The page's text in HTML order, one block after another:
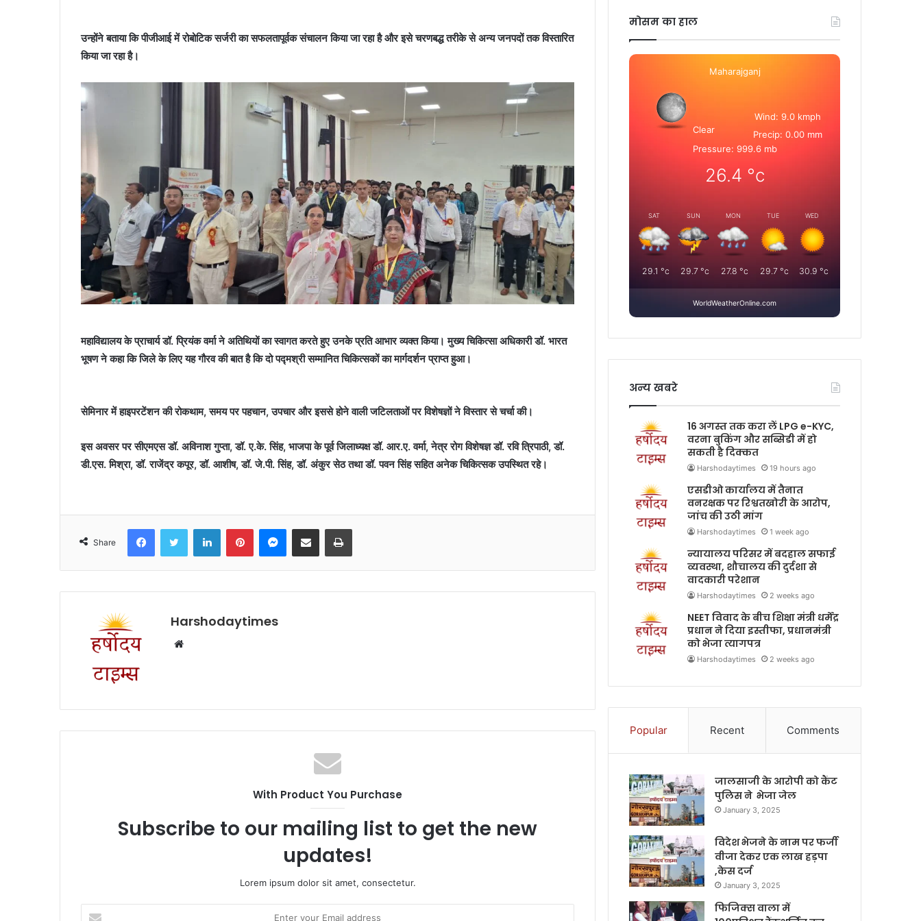
उन्होंने बताया कि पीजीआई में रोबोटिक सर्जरी का सफलतापूर्वक संचालन किया जा रहा है और इसे चरणबद्ध तरीके से अन्य जनपदों तक विस्तारित
किया जा रहा है।
महाविद्यालय के प्राचार्य डॉ. प्रियंक वर्मा ने अतिथियों का स्वागत करते हुए उनके प्रति आभार व्यक्त किया। मुख्य चिकित्सा अधिकारी डॉ. भारत
भूषण ने कहा कि जिले के लिए यह गौरव की बात है कि दो पद्मश्री सम्मानित चिकित्सकों का मार्गदर्शन प्राप्त हुआ।
सेमिनार में हाइपरटेंशन की रोकथाम, समय पर पहचान, उपचार और इससे होने वाली जटिलताओं पर विशेषज्ञों ने विस्तार से चर्चा की।
इस अवसर पर सीएमएस डॉ. अविनाश गुप्ता, डॉ. ए.के. सिंह, भाजपा के पूर्व जिलाध्यक्ष डॉ. आर.ए. वर्मा, नेत्र रोग विशेषज्ञ डॉ. रवि त्रिपाठी, डॉ.
डी.एस. मिश्रा, डॉ. राजेंद्र कपूर, डॉ. आशीष, डॉ. जे.पी. सिंह, डॉ. अंकुर सेठ तथा डॉ. पवन सिंह सहित अनेक चिकित्सक उपस्थित रहे।
Share
FacebookTwitter LinkedInPinterestMessenger
Share via Email Print
Harshodaytimes
Website
With Product You Purchase
Subscribe to our mailing list to get the new
updates!
Lorem ipsum dolor sit amet, consectetur.
मोसम का हाल
Maharajganj
Clear
Wind: 9.0 kmph
Precip: 0.00 mm
Pressure: 999.6 mb
26.4 °c
SAT
29.1 °c
SUN
29.7 °c
MON
27.8 °c
TUE
29.7°c
WED
30.9 °c
WorldWeatherOnline.com
अन्य खबरे
16 अगस्त तक करा लें LPG e-KYC,
वरना बुकिंग और सब्सिडी में हो
सकती है दिक्कत
Harshodaytimes 19 hours ago
एसडीओ कार्यालय में तैनात
वनरक्षक पर रिश्वतखोरी के आरोप,
जांच की उठी मांग
Harshodaytimes 1 week ago
न्यायालय परिसर में बदहाल सफाई
व्यवस्था, शौचालय की दुर्दशा से
वादकारी परेशान
Harshodaytimes 2 weeks ago
NEET विवाद के बीच शिक्षा मंत्री धर्मेंद्र
प्रधान ने दिया इस्तीफा, प्रधानमंत्री
को भेजा त्यागपत्र
Harshodaytimes 2 weeks ago
Popular Recent Comments
जालसाजी के आरोपी को कैंट
पुलिस ने भेजा जेल
January 3, 2025
विदेश भेजने के नाम पर फर्जी
वीजा देकर एक लाख हड़पा
,केस दर्ज
January 3, 2025
फिजिक्स वाला में